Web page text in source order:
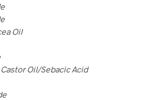
Oil
Oil/Sebacic Acid